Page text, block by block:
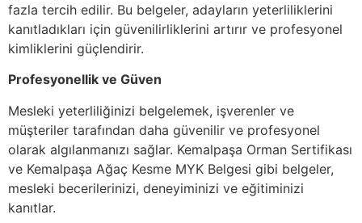
fazla tercih edilir. Bu belgeler, adayların yeterliliklerini
kanıtladıkları için güvenilirliklerini artırır ve profesyonel
kimliklerini güçlendirir.
Profesyonellik ve Güven
Mesleki yeterliliğinizi belgelemek, işverenler ve
müşteriler tarafından daha güvenilir ve profesyonel
olarak algılanmanızı sağlar. Kemalpaşa Orman Sertifikası
ve Kemalpaşa Ağaç Kesme MYK Belgesi gibi belgeler,
mesleki becerilerinizi, deneyiminizi ve eğitiminizi
kanıtlar.